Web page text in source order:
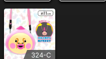
324-C